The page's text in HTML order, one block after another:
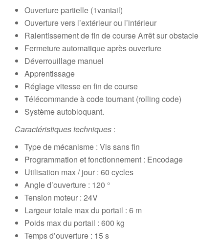
Ouverture partielle (1vantail)
Ouverture vers l’extérieur ou l’intérieur
Ralentissement de fin de course Arrêt sur obstacle
Fermeture automatique après ouverture
Déverrouillage manuel
Apprentissage
Réglage vitesse en fin de course
Télécommande à code tournant (rolling code)
Système autobloquant.
Caractéristiques techniques :
Type de mécanisme : Vis sans fin
Programmation et fonctionnement : Encodage
Utilisation max / jour : 60 cycles
Angle d’ouverture : 120 °
Tension moteur : 24V
Largeur totale max du portail : 6 m
Poids max du portail : 600 kg
Temps d’ouverture : 15 s